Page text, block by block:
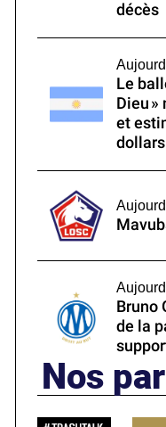
décès
Le
Dieu »
et
dollars
Bruno
de la
Nos